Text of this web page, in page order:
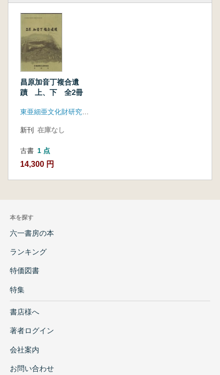
昌原加音丁複合遺
蹟 上、下 全2冊
新刊 在庫なし
古書 1 点
14,300 円
本を探す
六一書房の本
ランキング
特価図書
特集
書店様へ
著者ログイン
会社案内
お問い合わせ